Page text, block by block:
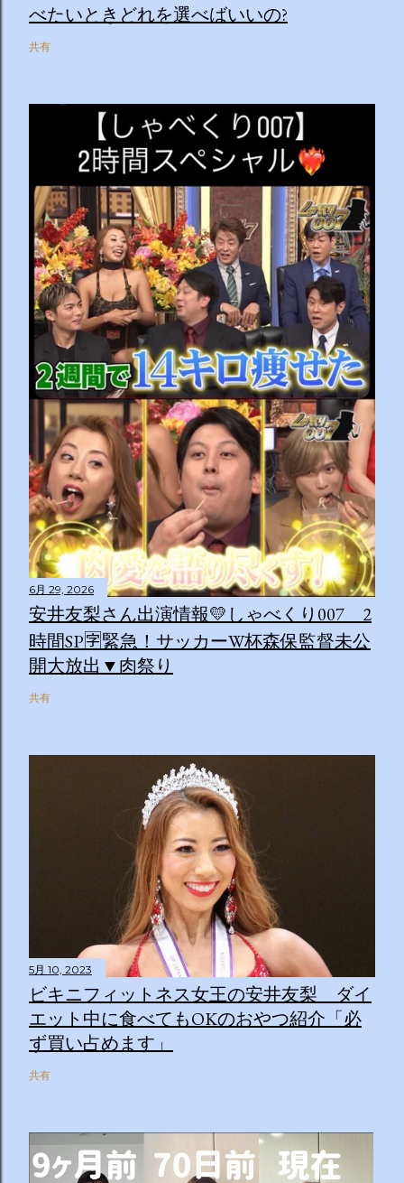
べたいときどれを選べばいいの?
共有
6月 29, 2026
安井友梨さん出演情報💛しゃべくり007 2
時間SP🈑緊急！サッカーW杯森保監督未公
開大放出▼肉祭り
共有
5月 10, 2023
ビキニフィットネス女王の安井友梨 ダイ
エット中に食べてもOKのおやつ紹介「必
ず買い占めます」
共有